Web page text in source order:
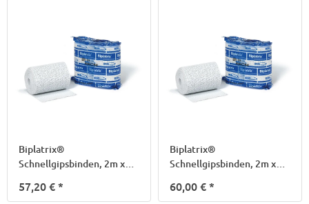
Biplatrix®
Schnellgipsbinden, 2m x
57,20 €*
Biplatrix®
Schnellgipsbinden, 2m x
60,00 €*